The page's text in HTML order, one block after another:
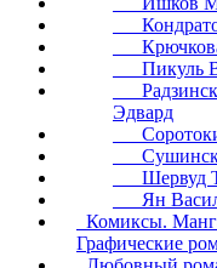
Пикуль
Эдвард
Шервуд
Ян
Комиксы.
Графические